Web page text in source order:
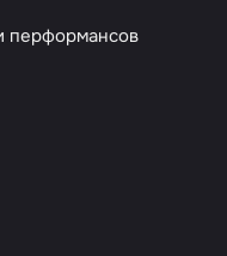
перформансов